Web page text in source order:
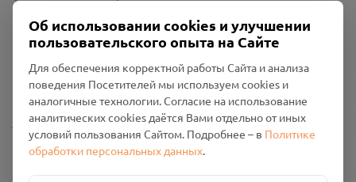
Политика конфиденциальности
Промо-материалы
Настройки cookies
Общество с ограниченной ответственностью «Смоленский
Проект Помним»
Об использовании cookies и улучшении
пользовательского опыта на Сайте
Для обеспечения корректной работы Сайта и анализа
поведения Посетителей мы используем cookies и
аналогичные технологии. Согласие на использование
аналитических cookies даётся Вами отдельно от иных
условий пользования Сайтом. Подробнее – в Политике
обработки персональных данных.